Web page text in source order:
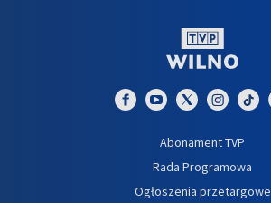
Abonament TVP
Rada Programowa
Ogłoszenia przetargowe